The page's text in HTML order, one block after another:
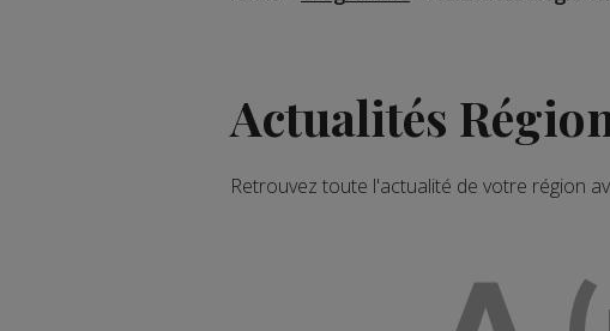
Actualités
Retrouvez toute l'actualité de votre région